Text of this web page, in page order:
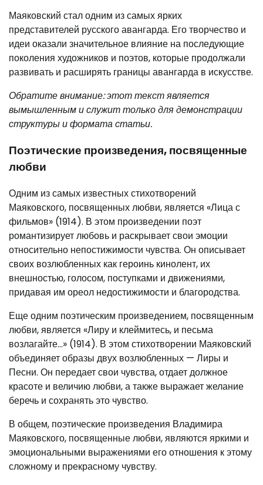
Маяковский стал одним из самых ярких
представителей русского авангарда. Его творчество и
идеи оказали значительное влияние на последующие
поколения художников и поэтов, которые продолжали
развивать и расширять границы авангарда в искусстве.
Обратите внимание: этот текст является
вымышленным и служит только для демонстрации
структуры и формата статьи.
Поэтические произведения, посвященные
любви
Одним из самых известных стихотворений
Маяковского, посвященных любви, является «Лица с
фильмов» (1914). В этом произведении поэт
романтизирует любовь и раскрывает свои эмоции
относительно непостижимости чувства. Он описывает
своих возлюбленных как героинь кинолент, их
внешностью, голосом, поступками и движениями,
придавая им ореол недостижимости и благородства.
Еще одним поэтическим произведением, посвященным
любви, является «Лиру и клеймитесь, и песьма
возлагайте…» (1914). В этом стихотворении Маяковский
объединяет образы двух возлюбленных — Лиры и
Песни. Он передает свои чувства, отдает должное
красоте и величию любви, а также выражает желание
беречь и сохранять это чувство.
В общем, поэтические произведения Владимира
Маяковского, посвященные любви, являются яркими и
эмоциональными выражениями его отношения к этому
сложному и прекрасному чувству.